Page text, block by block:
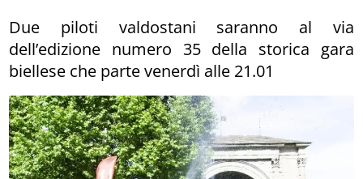
Due piloti valdostani saranno al via
dell’edizione numero 35 della storica gara
biellese che parte venerdì alle 21.01